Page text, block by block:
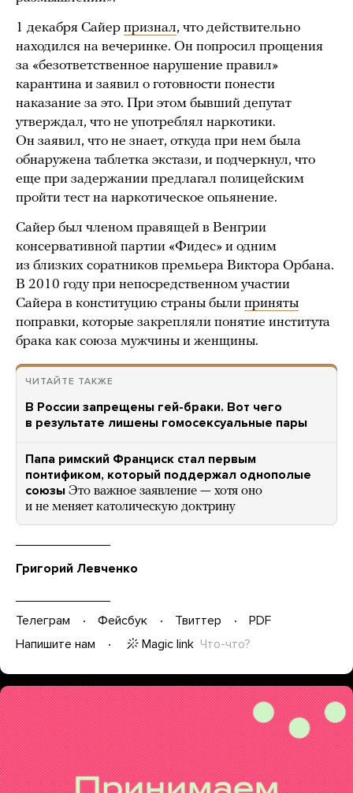
1 декабря Сайер признал, что действительно
находился на вечеринке. Он попросил прощения
за «безответственное нарушение правил»
карантина и заявил о готовности понести
наказание за это. При этом бывший депутат
утверждал, что не употреблял наркотики.
Он заявил, что не знает, откуда при нем была
обнаружена таблетка экстази, и подчеркнул, что
еще при задержании предлагал полицейским
пройти тест на наркотическое опьянение.
Сайер был членом правящей в Венгрии
консервативной партии «Фидес» и одним
из близких соратников премьера Виктора Орбана.
В 2010 году при непосредственном участии
Сайера в конституцию страны были приняты
поправки, которые закрепляли понятие института
брака как союза мужчины и женщины.
ЧИТАЙТЕ ТАКЖЕ
В России запрещены гей-браки. Вот чего
в результате лишены гомосексуальные пары
Папа римский Франциск стал первым
понтификом, который поддержал однополые
союзы Это важное заявление — хотя оно
и не меняет католическую доктрину
Григорий Левченко
Телеграм Фейсбук Твиттер
PDF
Напишите нам
Magic link Что-что?